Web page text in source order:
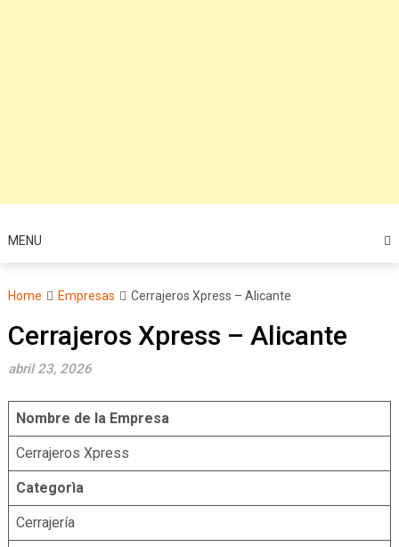
MENU
Home Empresas Cerrajeros Xpress – Alicante
Cerrajeros Xpress – Alicante
abril 23, 2026
Nombre de la Empresa
Cerrajeros Xpress
Categorìa
Cerrajería